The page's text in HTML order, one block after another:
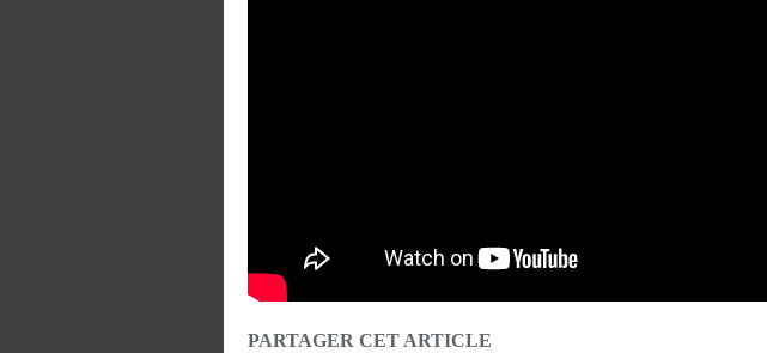
PARTAGER CET ARTICLE